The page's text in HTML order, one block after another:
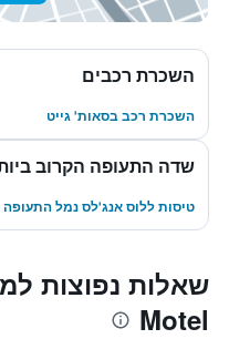
השכרת רכבים
השכרת רכב בסאות' גייט
שדה התעופה הקרוב
טיסות ללוס אנג'לס נמל
Motel